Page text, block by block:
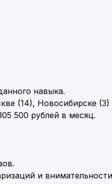
навыка.
(14), Новосибирске (3)
500 рублей в месяц.
и